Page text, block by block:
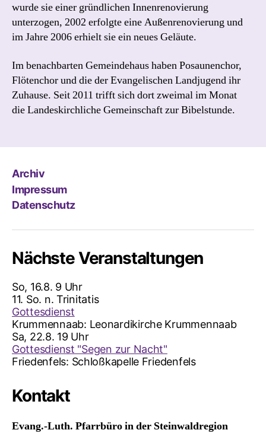
wurde sie einer gründlichen Innenrenovierung
unterzogen, 2002 erfolgte eine Außenrenovierung und
im Jahre 2006 erhielt sie ein neues Geläute.
Im benachbarten Gemeindehaus haben Posaunenchor,
Flötenchor und die der Evangelischen Landjugend ihr
Zuhause. Seit 2011 trifft sich dort zweimal im Monat
die Landeskirchliche Gemeinschaft zur Bibelstunde.
Archiv
Impressum
Datenschutz
Nächste Veranstaltungen
So, 16.8. 9 Uhr
11. So. n. Trinitatis
Gottesdienst
Krummennaab: Leonardikirche Krummennaab
Sa, 22.8. 19 Uhr
Gottesdienst "Segen zur Nacht"
Friedenfels: Schloßkapelle Friedenfels
Kontakt
Evang.-Luth. Pfarrbüro in der Steinwaldregion